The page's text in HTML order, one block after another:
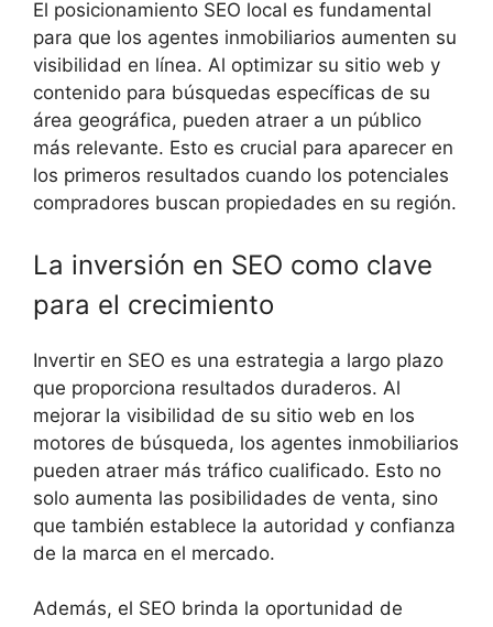
El posicionamiento SEO local es fundamental
para que los agentes inmobiliarios aumenten su
visibilidad en línea. Al optimizar su sitio web y
contenido para búsquedas específicas de su
área geográfica, pueden atraer a un público
más relevante. Esto es crucial para aparecer en
los primeros resultados cuando los potenciales
compradores buscan propiedades en su región.
La inversión en SEO como clave
para el crecimiento
Invertir en SEO es una estrategia a largo plazo
que proporciona resultados duraderos. Al
mejorar la visibilidad de su sitio web en los
motores de búsqueda, los agentes inmobiliarios
pueden atraer más tráfico cualificado. Esto no
solo aumenta las posibilidades de venta, sino
que también establece la autoridad y confianza
de la marca en el mercado.
Además, el SEO brinda la oportunidad de